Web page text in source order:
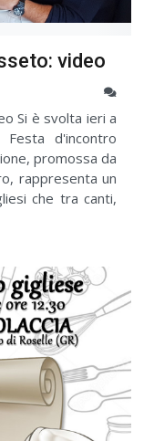
video
Si è svolta ieri a
d'incontro
promossa da
rappresenta un
che tra canti,